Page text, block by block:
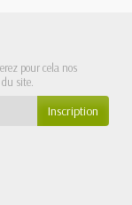
pour cela nos
site.
Inscription